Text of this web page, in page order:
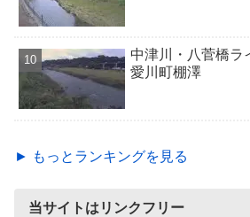
中津川・八菅橋ラ
愛川町棚澤
► もっとランキングを見る
当サイトはリンクフリー